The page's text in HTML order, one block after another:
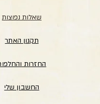
שאלות נפוצות
תקנון האתר
החזרות
החשבון שלי